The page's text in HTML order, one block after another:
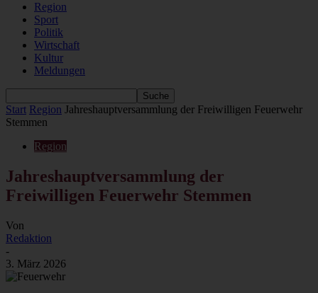
Region
Sport
Politik
Wirtschaft
Kultur
Meldungen
Start Region Jahreshauptversammlung der Freiwilligen Feuerwehr
Stemmen
Region
Jahreshauptversammlung der
Freiwilligen Feuerwehr Stemmen
Von
Redaktion
-
3. März 2026